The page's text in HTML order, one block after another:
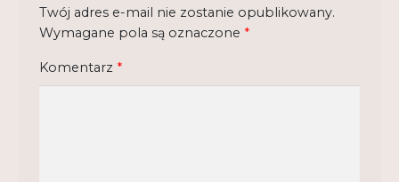
Shop
Test
Twój adres e-mail nie zostanie opublikowany.
Wymagane pola są oznaczone *
Komentarz *